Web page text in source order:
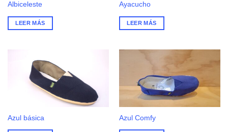
Albiceleste
LEER MÁS
Ayacucho
LEER MÁS
Azul básica Azul Comfy